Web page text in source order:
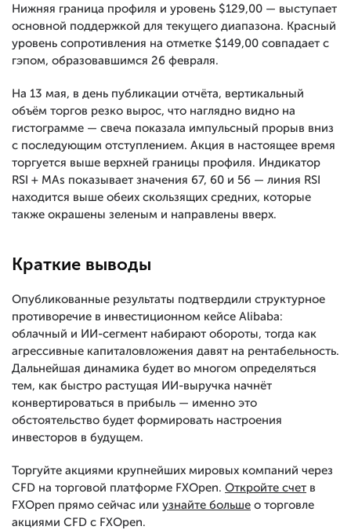
Нижняя граница профиля и уровень $129,00 — выступает
основной поддержкой для текущего диапазона. Красный
уровень сопротивления на отметке $149,00 совпадает с
гэпом, образовавшимся 26 февраля.
На 13 мая, в день публикации отчёта, вертикальный
объём торгов резко вырос, что наглядно видно на
гистограмме — свеча показала импульсный прорыв вниз
с последующим отступлением. Акция в настоящее время
торгуется выше верхней границы профиля. Индикатор
RSI + MAs показывает значения 67, 60 и 56 — линия RSI
находится выше обеих скользящих средних, которые
также окрашены зеленым и направлены вверх.
Краткие выводы
Опубликованные результаты подтвердили структурное
противоречие в инвестиционном кейсе Alibaba:
облачный и ИИ-сегмент набирают обороты, тогда как
агрессивные капиталовложения давят на рентабельность.
Дальнейшая динамика будет во многом определяться
тем, как быстро растущая ИИ-выручка начнёт
конвертироваться в прибыль — именно это
обстоятельство будет формировать настроения
инвесторов в будущем.
Торгуйте акциями крупнейших мировых компаний через
CFD на торговой платформе FXOpen. Откройте счет в
FXOpen прямо сейчас или узнайте больше о торговле
акциями CFD с FXOpen.